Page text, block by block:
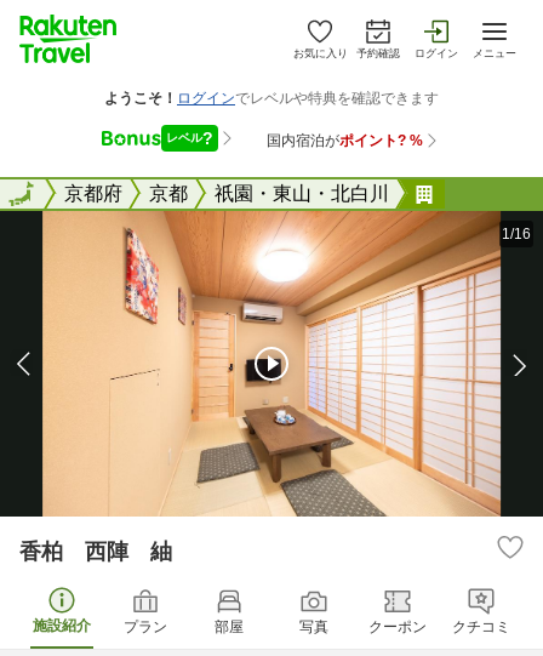
お気に入り 予約確認 ログイン メニュー
全国京都府 京都 祇園・東山・北白川
全国
1/16
香柏 西陣 紬
施設紹介 プラン 部屋 写真 クーポン クチコミ